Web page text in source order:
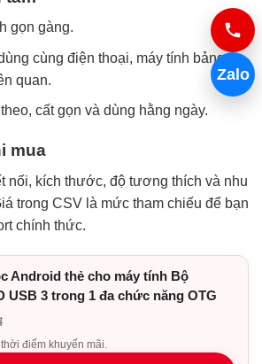
gọn gàng.
cùng điện thoại, máy tính bảng
quan.
cất gọn và dùng hằng ngày.
mua
nối, kích thước, độ tương thích và nhu
trong CSV là mức tham chiếu để bạn
chính thức.
Android thẻ cho máy tính Bộ
USB 3 trong 1 đa chức năng OTG
điểm khuyến mãi.
Zalo